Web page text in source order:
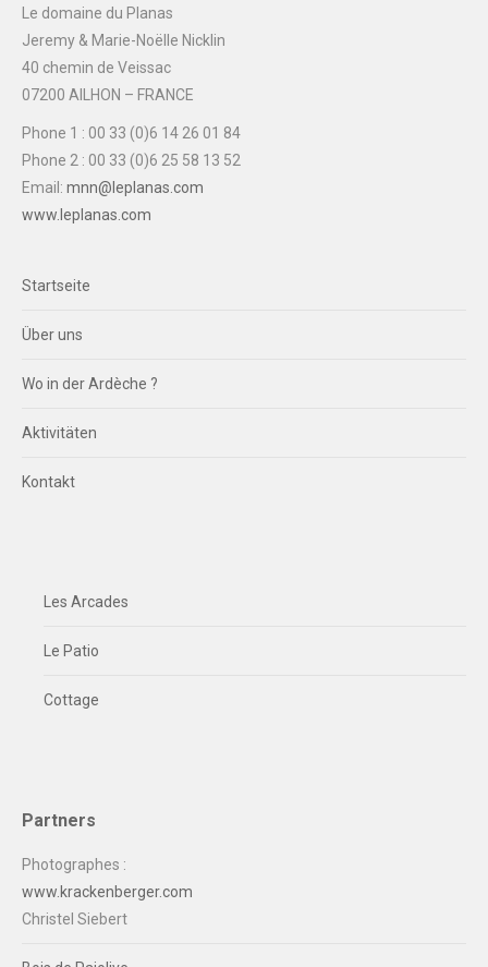
Le domaine du Planas
Jeremy & Marie-Noëlle Nicklin
40 chemin de Veissac
07200 AILHON – FRANCE
Phone 1 : 00 33 (0)6 14 26 01 84
Phone 2 : 00 33 (0)6 25 58 13 52
Email: mnn@leplanas.com
www.leplanas.com
Startseite
Über uns
Wo in der Ardèche ?
Aktivitäten
Kontakt
Les Arcades
Le Patio
Cottage
Partners
Photographes :
www.krackenberger.com
Christel Siebert